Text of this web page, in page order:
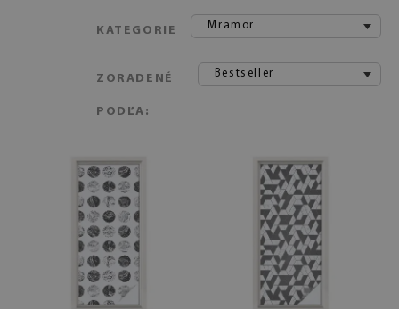
KATEGORIE Mramor
ZORADENÉ
PODĽA:
Bestseller